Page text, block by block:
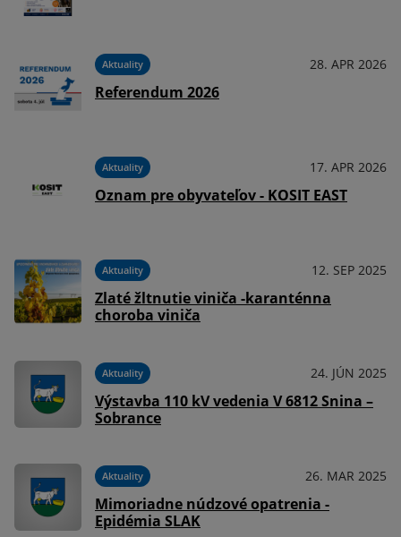
Aktuality 28. APR 2026
Referendum 2026
Aktuality 17. APR 2026
Oznam pre obyvateľov - KOSIT EAST
Aktuality 12. SEP 2025
Zlaté žltnutie viniča -karanténna
choroba viniča
Aktuality 24. JÚN 2025
Výstavba 110 kV vedenia V 6812 Snina –
Sobrance
Aktuality 26. MAR 2025
Mimoriadne núdzové opatrenia -
Epidémia SLAK